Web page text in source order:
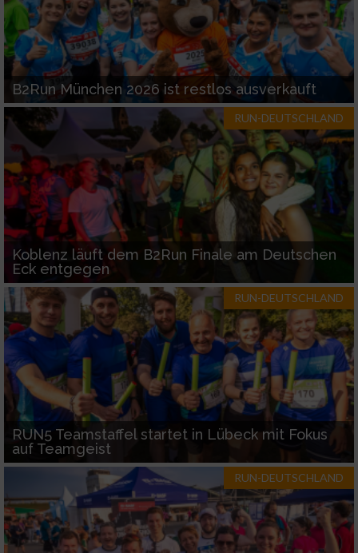
B2Run München 2026 ist restlos ausverkauft
RUN-DEUTSCHLAND
Koblenz läuft dem B2Run Finale am Deutschen
Eck entgegen
RUN-DEUTSCHLAND
RUN5 Teamstaffel startet in Lübeck mit Fokus
auf Teamgeist
RUN-DEUTSCHLAND